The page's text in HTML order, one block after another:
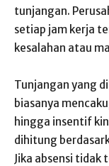
tunjangan.
setiap jam kerja
kesalahan atau
Tunjangan yang
biasanya
hingga insentif
dihitung
Jika absensi